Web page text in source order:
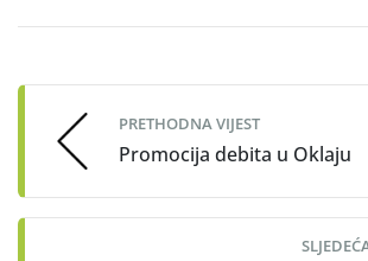
navigation
PRETHODNA VIJEST
Promocija debita u Oklaju